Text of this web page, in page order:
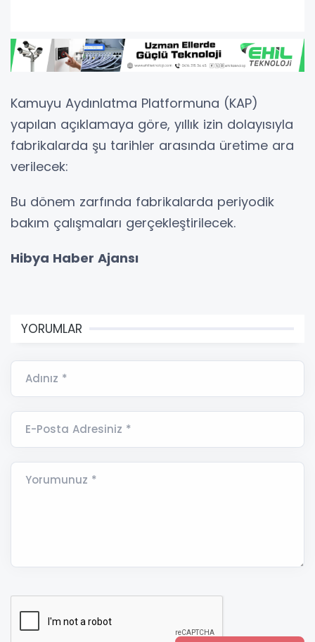
Kamuyu Aydınlatma Platformuna (KAP)
yapılan açıklamaya göre, yıllık izin dolayısıyla
fabrikalarda şu tarihler arasında üretime ara
verilecek:
Bu dönem zarfında fabrikalarda periyodik
bakım çalışmaları gerçekleştirilecek.
Hibya Haber Ajansı
YORUMLAR
Adınız *
E-Posta Adresiniz *
Yorumunuz *